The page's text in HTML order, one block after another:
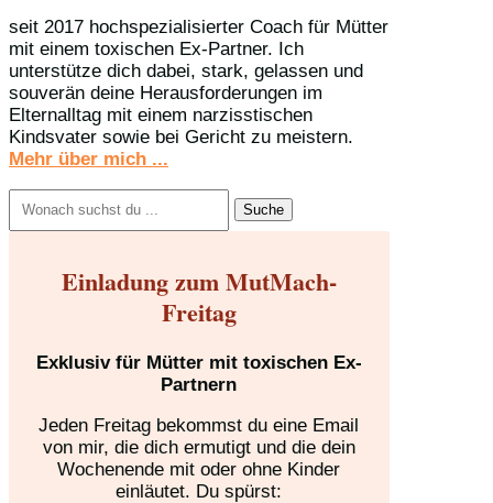
seit 2017 hochspezialisierter Coach für Mütter
mit einem toxischen Ex-Partner. Ich
unterstütze dich dabei, stark, gelassen und
souverän deine Herausforderungen im
Elternalltag mit einem narzisstischen
Kindsvater sowie bei Gericht zu meistern.
Mehr über mich ...
Suchen
nach:
Einladung zum MutMach-
Freitag
Exklusiv für Mütter mit toxischen Ex-
Partnern
Jeden Freitag bekommst du eine Email
von mir, die dich ermutigt und die dein
Wochenende mit oder ohne Kinder
einläutet. Du spürst: